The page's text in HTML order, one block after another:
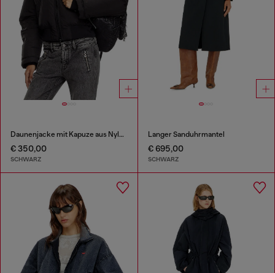
Daunenjacke mit Kapuze aus Nylon in Knitter-Optik
€ 350,00
SCHWARZ
Langer Sanduhrmantel
€ 695,00
SCHWARZ